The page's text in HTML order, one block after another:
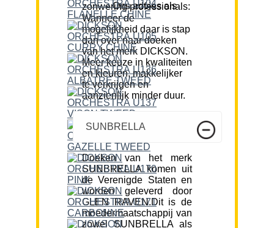
Ons advies als zonwering professionals:
Wanneer de
mogelijkheid daar is stap
dan over naar doeken
van het merk DICKSON.
Meer keuze in kwaliteiten
en kleuren, makkelijker
te verkrijgen en
aanzienlijk minder duur.
SUNBRELLA
Doeken van het merk
SUNBRELLA komen uit
de Verenigde Staten en
worden geleverd door
GLEN RAVEN.Dit is de
moedermaatschappij van
zowel SUNBRELLA als